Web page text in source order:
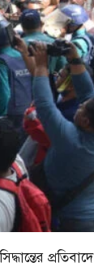
প্রতিবাদে